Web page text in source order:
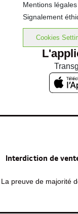
Mentions légales
Signalement
Cookies
Interdiction de
La preuve de majorité